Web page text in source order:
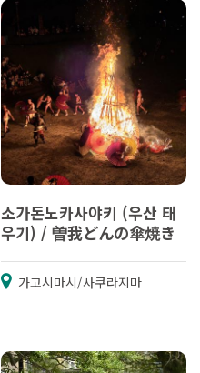
소가돈노카사야키 (우산 태
우기) / 曽我どんの傘焼き
가고시마시/사쿠라지마